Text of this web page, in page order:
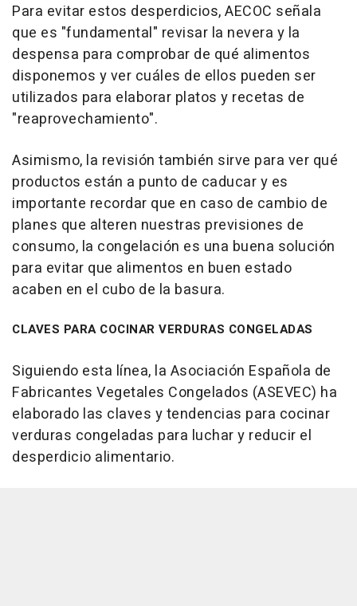
Para evitar estos desperdicios, AECOC señala
que es "fundamental" revisar la nevera y la
despensa para comprobar de qué alimentos
disponemos y ver cuáles de ellos pueden ser
utilizados para elaborar platos y recetas de
"reaprovechamiento".
Asimismo, la revisión también sirve para ver qué
productos están a punto de caducar y es
importante recordar que en caso de cambio de
planes que alteren nuestras previsiones de
consumo, la congelación es una buena solución
para evitar que alimentos en buen estado
acaben en el cubo de la basura.
CLAVES PARA COCINAR VERDURAS CONGELADAS
Siguiendo esta línea, la Asociación Española de
Fabricantes Vegetales Congelados (ASEVEC) ha
elaborado las claves y tendencias para cocinar
verduras congeladas para luchar y reducir el
desperdicio alimentario.